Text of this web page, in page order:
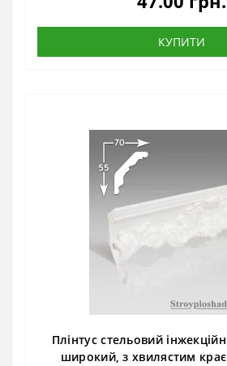
КУПИТИ
Плінтус стельовий
широкий, з хвилястим